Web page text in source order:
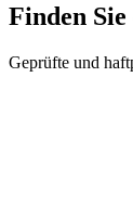
Finden Sie
Geprüfte und